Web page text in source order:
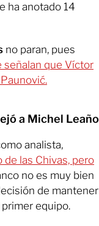
ha anotado 14
no paran, pues
señalan que Víctor
a Michel Leaño
analista,
las Chivas, pero
no es muy bien
de mantener
equipo.